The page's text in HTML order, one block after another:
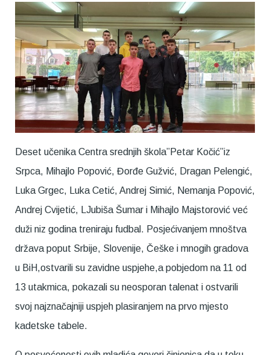
Deset učenika Centra srednjih škola”Petar Kočić”iz
Srpca, Mihajlo Popović, Đorđe Gužvić, Dragan Pelengić,
Luka Grgec, Luka Cetić, Andrej Simić, Nemanja Popović,
Andrej Cvijetić, LJubiša Šumar i Mihajlo Majstorović već
duži niz godina treniraju fudbal. Posjećivanjem mnoštva
država poput Srbije, Slovenije, Češke i mnogih gradova
u BiH,ostvarili su zavidne uspjehe,a pobjedom na 11 od
13 utakmica, pokazali su neosporan talenat i ostvarili
svoj najznačajniji uspjeh plasiranjem na prvo mjesto
kadetske tabele.